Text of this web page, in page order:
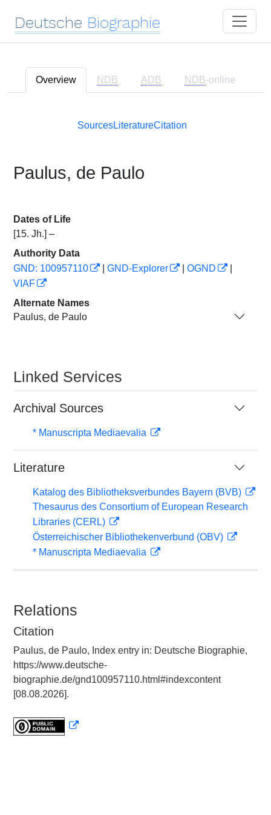
Deutsche Biographie
Overview NDB ADB NDB-online
SourcesLiteratureCitation
Paulus, de Paulo
Dates of Life
[15. Jh.] –
Authority Data
GND: 100957110
GND-Explorer OGND
VIAF
Alternate Names
Paulus, de Paulo
Linked Services
Archival Sources
* Manuscripta Mediaevalia
Literature
Katalog des Bibliotheksverbundes Bayern (BVB)
Thesaurus des Consortium of European Research
Libraries (CERL)
Österreichischer Bibliothekenverbund (OBV)
* Manuscripta Mediaevalia
Relations
Citation
Paulus, de Paulo, Index entry in: Deutsche Biographie,
https://www.deutsche-
biographie.de/gnd100957110.html#indexcontent
[08.08.2026].